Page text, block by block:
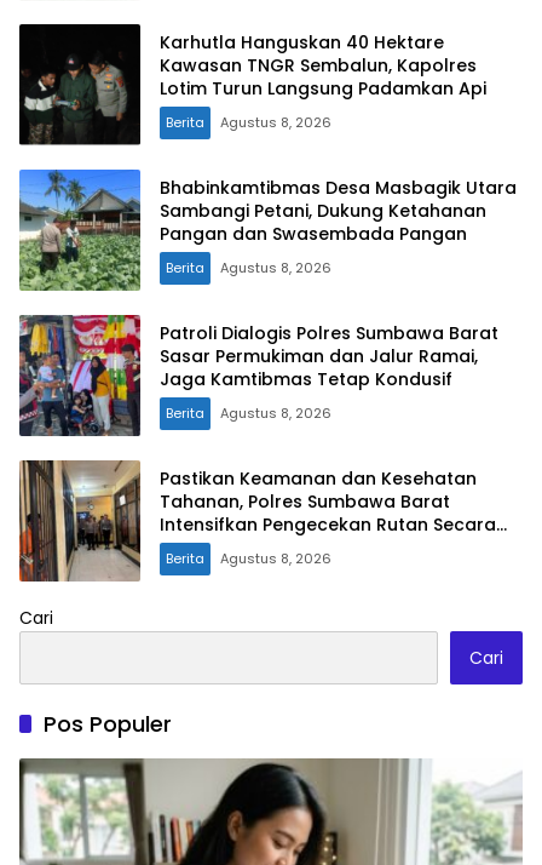
Karhutla Hanguskan 40 Hektare
Kawasan TNGR Sembalun, Kapolres
Lotim Turun Langsung Padamkan Api
Berita Agustus 8, 2026
Bhabinkamtibmas Desa Masbagik Utara
Sambangi Petani, Dukung Ketahanan
Pangan dan Swasembada Pangan
Berita Agustus 8, 2026
Patroli Dialogis Polres Sumbawa Barat
Sasar Permukiman dan Jalur Ramai,
Jaga Kamtibmas Tetap Kondusif
Berita Agustus 8, 2026
Pastikan Keamanan dan Kesehatan
Tahanan, Polres Sumbawa Barat
Intensifkan Pengecekan Rutan Secara
Berkala
Berita Agustus 8, 2026
Cari
Cari
Pos Populer